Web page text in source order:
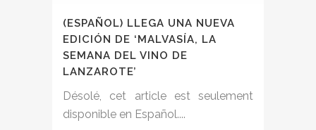
(ESPAÑOL) LLEGA UNA NUEVA
EDICIÓN DE ‘MALVASÍA, LA
SEMANA DEL VINO DE
LANZAROTE’
Désolé, cet article est seulement
disponible en Español....